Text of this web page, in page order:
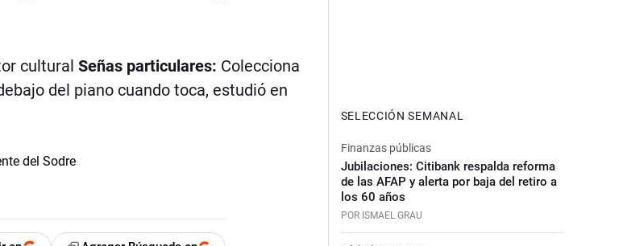
cultural Señas particulares: Colecciona
del piano cuando toca, estudió en
SELECCIÓN SEMANAL
Finanzas públicas
Jubilaciones: Citibank respalda reforma
de las AFAP y alerta por baja del retiro a
los 60 años
POR ISMAEL GRAU